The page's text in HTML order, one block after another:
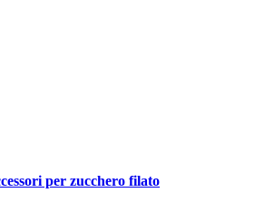
per zucchero filato